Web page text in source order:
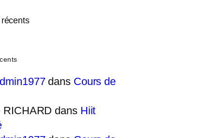
dans Cours de
RICHARD dans Hiit